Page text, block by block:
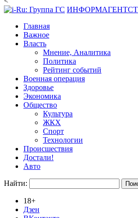
Главная
Важное
Власть
Мнение, Аналитика
Политика
Рейтинг событий
Военная операция
Здоровье
Экономика
Общество
Культура
ЖКХ
Спорт
Технологии
Происшествия
Достали!
Авто
Найти:
18+
Дзен